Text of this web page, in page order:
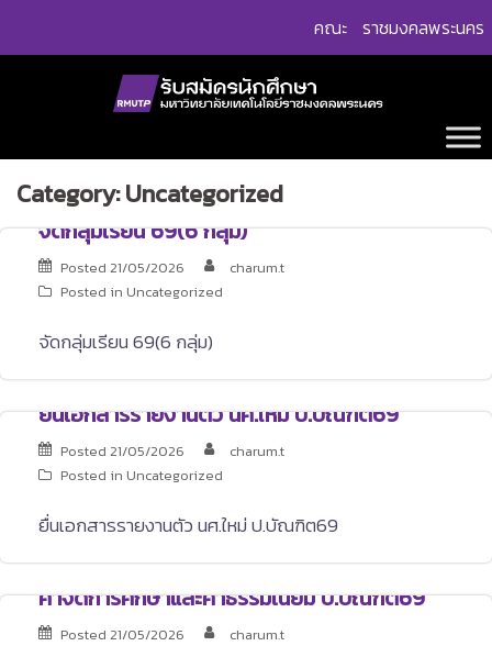
คณะ ราชมงคลพระนคร
Category:Uncategorized
จัดกลุ่มเรียน 69(6 กลุ่ม)
Posted 21/05/2026
charum.t
Posted in Uncategorized
จัดกลุ่มเรียน 69(6 กลุ่ม)
ยื่นเอกสารรายงานตัว นศ.ใหม่ ป.บัณฑิต69
Posted 21/05/2026
charum.t
Posted in Uncategorized
ยื่นเอกสารรายงานตัว นศ.ใหม่ ป.บัณฑิต69
ค่าจัดการศึกษาและค่าธรรมเนียม ป.บัณฑิต69
Posted 21/05/2026
charum.t